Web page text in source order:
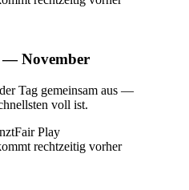
— November
Tag gemeinsam aus —
voll ist.
Fair Play
rechtzeitig vorher